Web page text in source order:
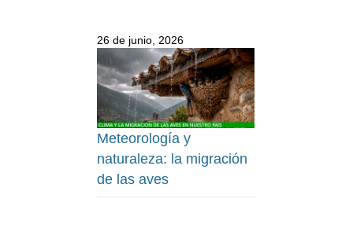
26 de junio, 2026
Meteorología y
naturaleza: la migración
de las aves